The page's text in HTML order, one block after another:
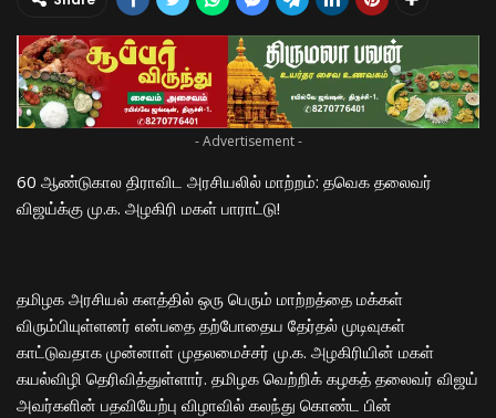
- Advertisement -
60 ஆண்டுகால திராவிட அரசியலில் மாற்றம்: தவெக தலைவர்
விஜய்க்கு மு.க. அழகிரி மகள் பாராட்டு!
​தமிழக அரசியல் களத்தில் ஒரு பெரும் மாற்றத்தை மக்கள்
விரும்பியுள்ளனர் என்பதை தற்போதைய தேர்தல் முடிவுகள்
காட்டுவதாக முன்னாள் முதலமைச்சர் மு.க. அழகிரியின் மகள்
கயல்விழி தெரிவித்துள்ளார். தமிழக வெற்றிக் கழகத் தலைவர் விஜய்
அவர்களின் பதவியேற்பு விழாவில் கலந்து கொண்ட பின்